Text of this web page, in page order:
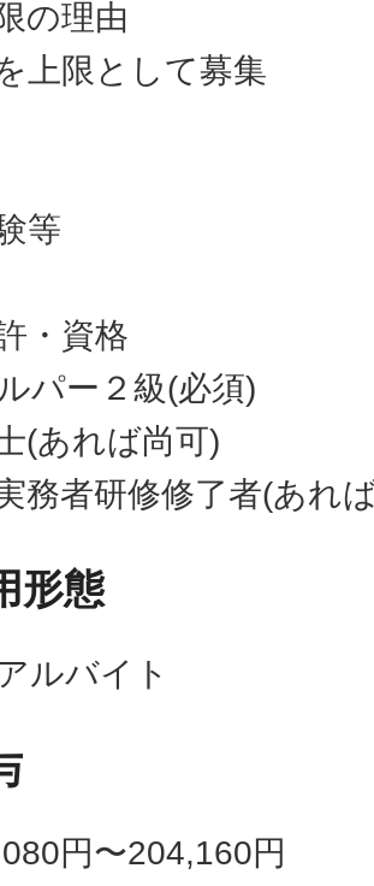
の理由
上限として募集
等
・資格
パー２級(必須)
(あれば尚可)
務者研修修了者(あれ
形態
ルバイト
円〜204,160円